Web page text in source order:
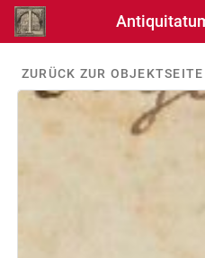
ZURÜCK ZUR OBJEKTSEITE